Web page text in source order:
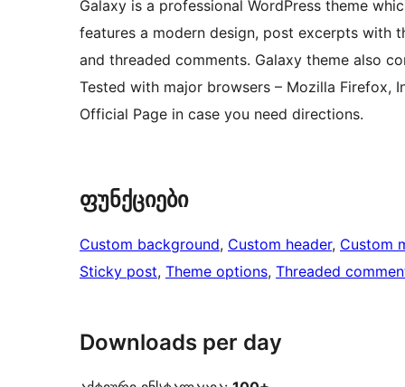
Galaxy is a professional WordPress theme
features a modern design, post excerpts with
and threaded comments. Galaxy theme also
Tested with major browsers – Mozilla Firefox,
Official Page in case you need directions.
ფუნქციები
Custom background, Custom header, Custom
Sticky post, Theme options, Threaded
Downloads per day